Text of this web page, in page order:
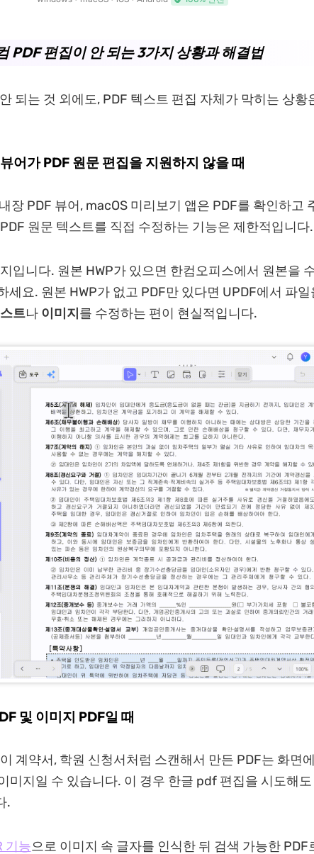
PDF 편집이 안 되는 3가지 상황과 해결법
되는 것 외에도, PDF 텍스트 편집 자체가 막히는 상황
어가 PDF 원문 편집을 지원하지 않을 때
장 PDF 뷰어, macOS 미리보기 앱은 PDF를 확인하고
원문 텍스트를 직접 수정하는 기능은 제한적입니다.
입니다. 원본 HWP가 있으면 한컴오피스에서 원본을
세요. 원본 HWP가 없고 PDF만 있다면 UPDF에서 파일
트나 이미지 를 수정하는 편이 현실적입니다.
및 이미지 PDF일 때
계약서, 학원 신청서처럼 스캔해서 만든 PDF는 화면
미지일 수 있습니다. 이 경우 한글 pdf 편집을 시도해
.
기능으로 이미지 속 글자를 인식한 뒤 검색 가능한 PDF